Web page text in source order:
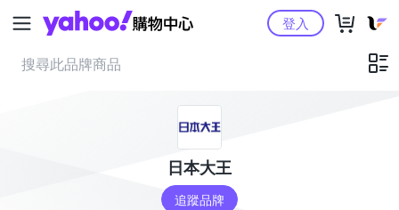
Yahoo購物中心登入
日本大王
追蹤品牌